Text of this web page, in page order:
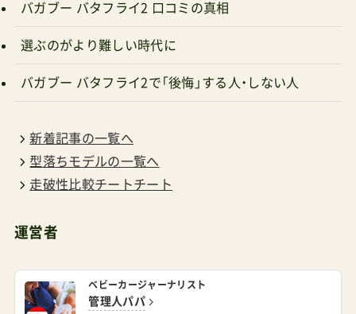
バガブー バタフライ2 口コミの真相
選ぶのがより難しい時代に
バガブー バタフライ2で「後悔」する人・しない人
新着記事の一覧へ
型落ちモデルの一覧へ
走破性比較チートチート
運営者
ベビーカージャーナリスト
管理人パパ